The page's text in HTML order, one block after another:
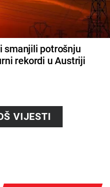
smanjili potrošnju
rekordi u Austriji
VIJESTI